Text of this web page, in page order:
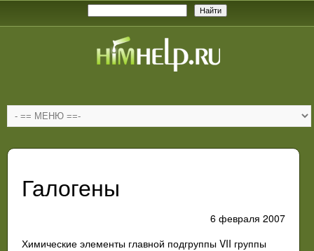
Галогены
6 февраля 2007
Химические элементы главной подгруппы VII группы